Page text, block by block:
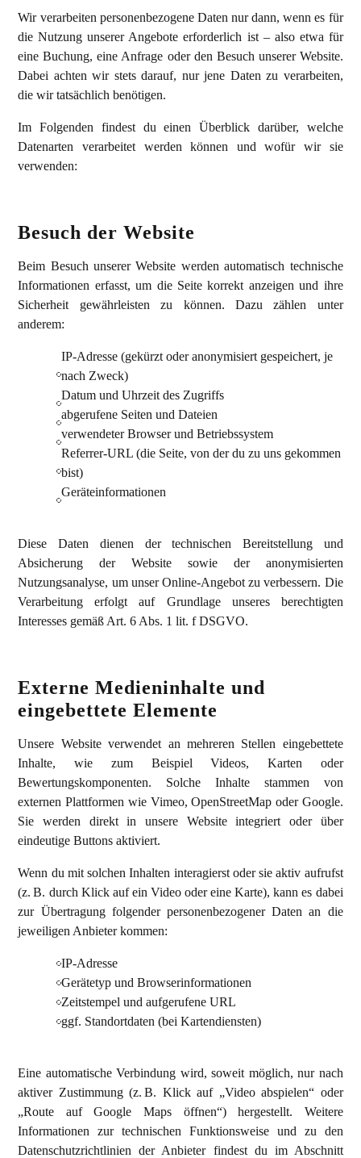
Wir verarbeiten personenbezogene Daten nur dann, wenn es für
die Nutzung unserer Angebote erforderlich ist – also etwa für
eine Buchung, eine Anfrage oder den Besuch unserer Website.
Dabei achten wir stets darauf, nur jene Daten zu verarbeiten,
die wir tatsächlich benötigen.
Im Folgenden findest du einen Überblick darüber, welche
Datenarten verarbeitet werden können und wofür wir sie
verwenden:
Besuch der Website
Beim Besuch unserer Website werden automatisch technische
Informationen erfasst, um die Seite korrekt anzeigen und ihre
Sicherheit gewährleisten zu können. Dazu zählen unter
anderem:
IP-Adresse (gekürzt oder anonymisiert gespeichert, je
nach Zweck)
Datum und Uhrzeit des Zugriffs
abgerufene Seiten und Dateien
verwendeter Browser und Betriebssystem
Referrer-URL (die Seite, von der du zu uns gekommen
bist)
Geräteinformationen
Diese Daten dienen der technischen Bereitstellung und
Absicherung der Website sowie der anonymisierten
Nutzungsanalyse, um unser Online-Angebot zu verbessern. Die
Verarbeitung erfolgt auf Grundlage unseres berechtigten
Interesses gemäß Art. 6 Abs. 1 lit. f DSGVO.
Externe Medieninhalte und
eingebettete Elemente
Unsere Website verwendet an mehreren Stellen eingebettete
Inhalte, wie zum Beispiel Videos, Karten oder
Bewertungskomponenten. Solche Inhalte stammen von
externen Plattformen wie Vimeo, OpenStreetMap oder Google.
Sie werden direkt in unsere Website integriert oder über
eindeutige Buttons aktiviert.
Wenn du mit solchen Inhalten interagierst oder sie aktiv aufrufst
(z. B. durch Klick auf ein Video oder eine Karte), kann es dabei
zur Übertragung folgender personenbezogener Daten an die
jeweiligen Anbieter kommen:
IP-Adresse
Gerätetyp und Browserinformationen
Zeitstempel und aufgerufene URL
ggf. Standortdaten (bei Kartendiensten)
Eine automatische Verbindung wird, soweit möglich, nur nach
aktiver Zustimmung (z. B. Klick auf „Video abspielen“ oder
„Route auf Google Maps öffnen“) hergestellt. Weitere
Informationen zur technischen Funktionsweise und zu den
Datenschutzrichtlinien der Anbieter findest du im Abschnitt